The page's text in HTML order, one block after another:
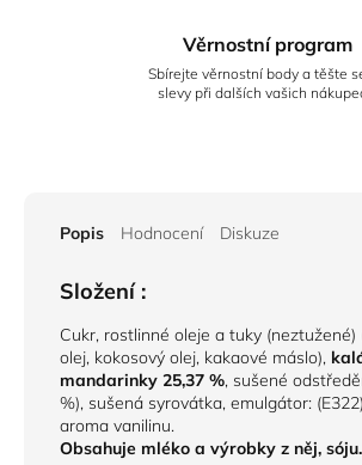
Věrnostní program
Sbírejte věrnostní body a těšte
slevy při dalších vašich
Popis Hodnocení Diskuze
Složení :
Cukr, rostlinné oleje a tuky (neztužené)
olej, kokosový olej, kakaové máslo),
mandarinky 25,37 %, sušené
%), sušená syrovátka, emulgátor:
aroma vanilinu.
Obsahuje mléko a výrobky z něj, sóju.